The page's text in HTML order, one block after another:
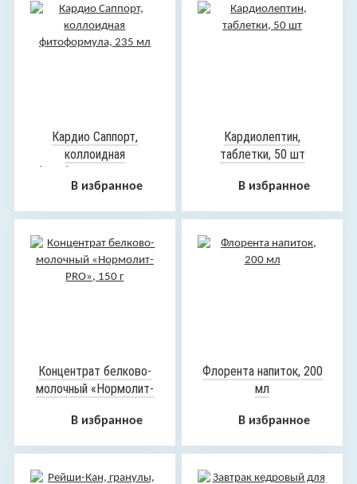
Кардио Саппорт,
коллоидная
фитоформула, 235 мл
В избранное
Кардиолептин,
таблетки, 50 шт
В избранное
Концентрат белково-
молочный «Нормолит-
В избранное
Флорента напиток, 200
мл
В избранное